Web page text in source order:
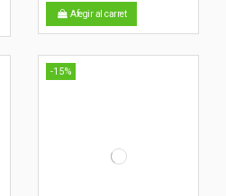
Afegir al carret
-15%